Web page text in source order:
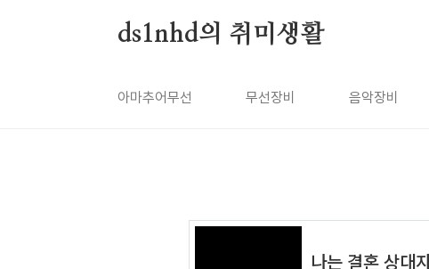
ds1nhd의 취미생활
아마추어무선 무선장비 음악장비